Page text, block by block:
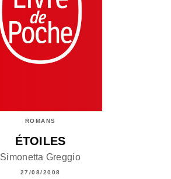
ROMANS
ÉTOILES
Simonetta Greggio
27/08/2008